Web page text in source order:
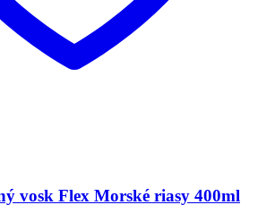
vosk Flex Morské riasy 400ml